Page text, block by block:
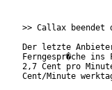
>> Callax beendet
Der letzte
Ferngespr�che
2,7 Cent pro
Cent/Minute